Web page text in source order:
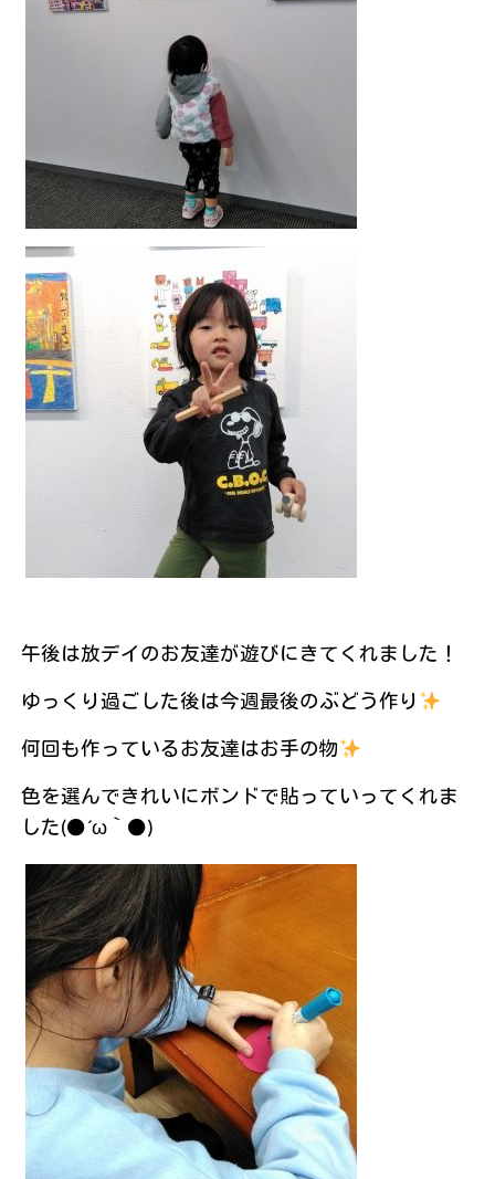
午後は放デイのお友達が遊びにきてくれました！
ゆっくり過ごした後は今週最後のぶどう作り
何回も作っているお友達はお手の物
色を選んできれいにボンドで貼っていってくれま
した(●´ω｀●)